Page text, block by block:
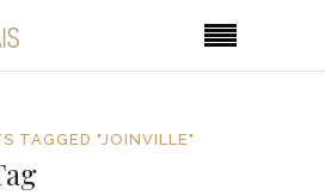
TAGGED "JOINVILLE"